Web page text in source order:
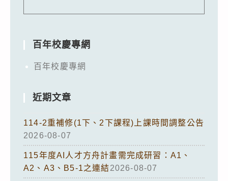
百年校慶專網
百年校慶專網
近期文章
114-2重補修(1下、2下課程)上課時間調整公告
2026-08-07
115年度AI人才方舟計畫需完成研習：A1、
A2、A3、B5-1之連結2026-08-07